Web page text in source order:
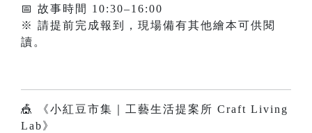
📅 故事時間 10:30–16:00
※ 請提前完成報到，現場備有其他繪本可供閱
讀。
🎪 《小紅豆市集｜工藝生活提案所 Craft Living
Lab》